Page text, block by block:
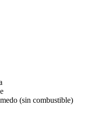
(sin combustible)